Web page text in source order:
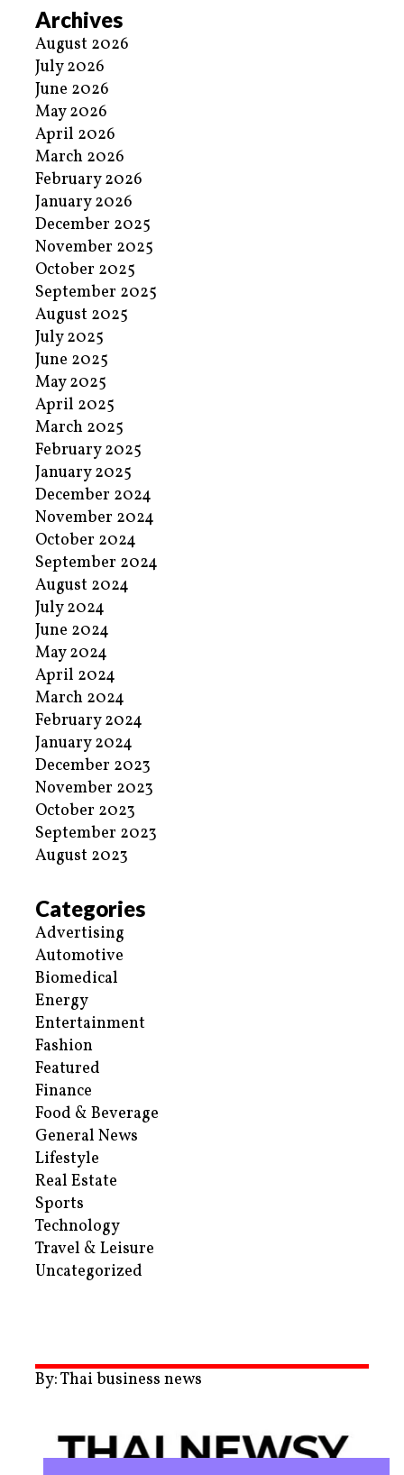
Archives
August 2026
July 2026
June 2026
May 2026
April 2026
March 2026
February 2026
January 2026
December 2025
November 2025
October 2025
September 2025
August 2025
July 2025
June 2025
May 2025
April 2025
March 2025
February 2025
January 2025
December 2024
November 2024
October 2024
September 2024
August 2024
July 2024
June 2024
May 2024
April 2024
March 2024
February 2024
January 2024
December 2023
November 2023
October 2023
September 2023
August 2023
Categories
Advertising
Automotive
Biomedical
Energy
Entertainment
Fashion
Featured
Finance
Food & Beverage
General News
Lifestyle
Real Estate
Sports
Technology
Travel & Leisure
Uncategorized
By: Thai business news